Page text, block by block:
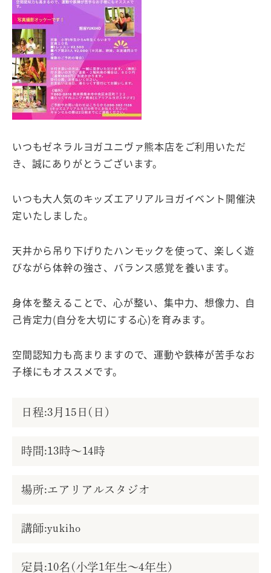
いつもゼネラルヨガユニヴァ熊本店をご利用いただ
き、誠にありがとうございます。
いつも大人気のキッズエアリアルヨガイベント開催決
定いたしました。
天井から吊り下げりたハンモックを使って、楽しく遊
びながら体幹の強さ、バランス感覚を養います。
身体を整えることで、心が整い、集中力、想像力、自
己肯定力(自分を大切にする心)を育みます。
空間認知力も高まりますので、運動や鉄棒が苦手なお
子様にもオススメです。
日程:3月15日(日)
時間:13時～14時
場所:エアリアルスタジオ
講師:yukiho
定員:10名(小学1年生～4年生)